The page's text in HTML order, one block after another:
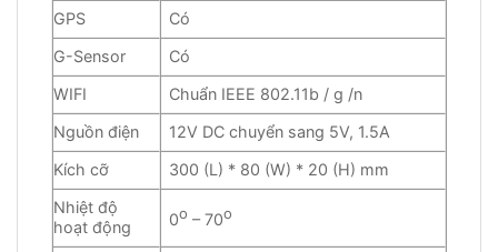
GPS
Có
G-Sensor
Có
WIFI
Chuẩn IEEE 802.11b / g /n
Nguồn điện
12V DC chuyển sang 5V, 1.5A
Kích cỡ
300 (L) * 80 (W) * 20 (H) mm
Nhiệt độ
hoạt động
0o – 70o